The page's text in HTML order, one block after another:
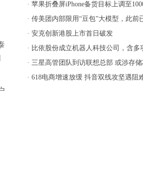
· 苹果折叠屏iPhone备货目标上调至
· 传美团内部限用“豆包”大模型，此前
Qwen模型
· 安克创新港股上市首日破发
· 比依股份成立机器人科技公司，含多
· 三星高管团队到访联想总部 或涉存
作
· 618电商增速放缓 抖音双线攻坚遇阻